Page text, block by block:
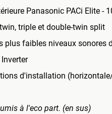
Panasonic PACi Elite -
triple et double-twin split
plus faibles niveaux sonores
d'installation
à l'eco part. (en sus)